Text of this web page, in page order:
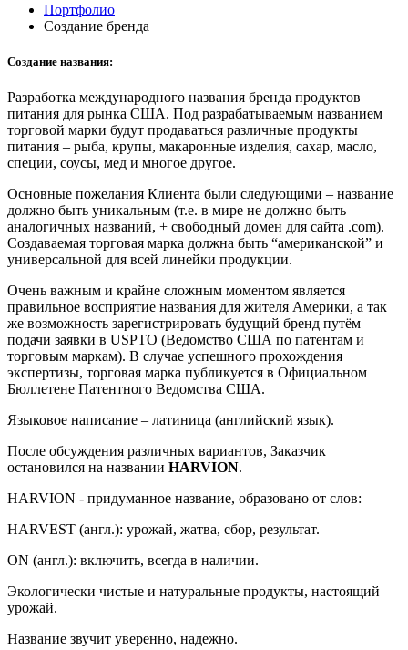
Портфолио
Создание бренда
Создание названия:
Разработка международного названия бренда продуктов
питания для рынка США. Под разрабатываемым названием
торговой марки будут продаваться различные продукты
питания – рыба, крупы, макаронные изделия, сахар, масло,
специи, соусы, мед и многое другое.
Основные пожелания Клиента были следующими – название
должно быть уникальным (т.е. в мире не должно быть
аналогичных названий, + свободный домен для сайта .com).
Создаваемая торговая марка должна быть “американской” и
универсальной для всей линейки продукции.
Очень важным и крайне сложным моментом является
правильное восприятие названия для жителя Америки, а так
же возможность зарегистрировать будущий бренд путём
подачи заявки в USPTO (Ведомство США по патентам и
торговым маркам). В случае успешного прохождения
экспертизы, торговая марка публикуется в Официальном
Бюллетене Патентного Ведомства США.
Языковое написание – латиница (английский язык).
После обсуждения различных вариантов, Заказчик
остановился на названии HARVION.
HARVION - придуманное название, образовано от слов:
HARVEST (англ.): урожай, жатва, сбор, результат.
ON (англ.): включить, всегда в наличии.
Экологически чистые и натуральные продукты, настоящий
урожай.
Название звучит уверенно, надежно.